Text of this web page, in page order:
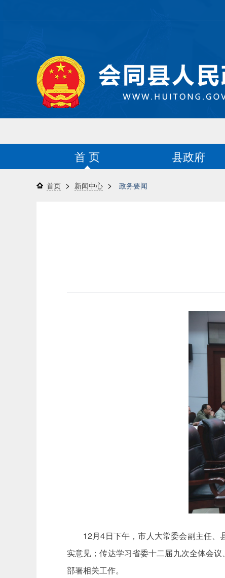
首 页 县政府
首页 > 新闻中心 > 政务要闻
12月4日下午，市人大常委会副主任
实意见；传达学习省委十二届九次全体会
部署相关工作。